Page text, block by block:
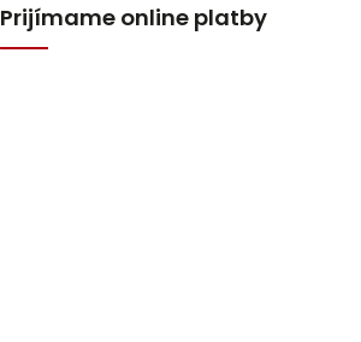
Prijímame online platby